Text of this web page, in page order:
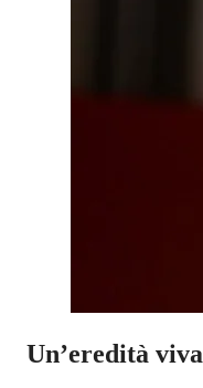
Un’eredità viva